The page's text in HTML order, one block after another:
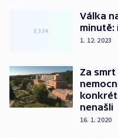
Válka
minutě:
1. 12. 2023
Za
nenašli
16. 1. 2020